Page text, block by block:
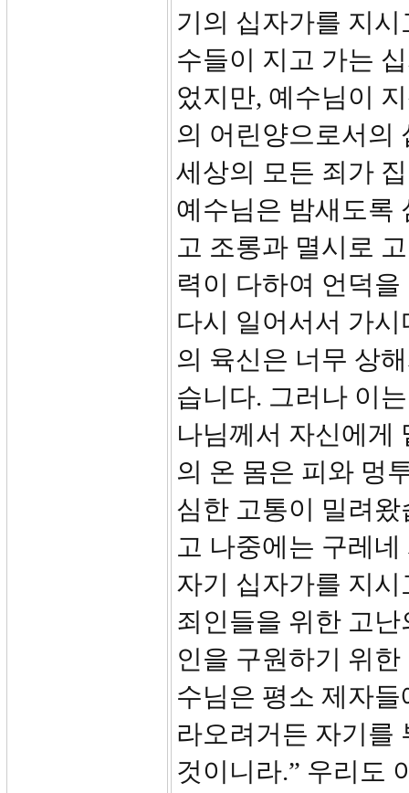
기의 십자가를 지
수들이 지고 가는
었지만, 예수님이
의 어린양으로서의
세상의 모든 죄가
예수님은 밤새도록
고 조롱과 멸시로
력이 다하여 언덕
다시 일어서서 가
의 육신은 너무 상
습니다. 그러나 이
나님께서 자신에게
의 온 몸은 피와 멍
심한 고통이 밀려
고 나중에는 구레
자기 십자가를 지
죄인들을 위한 고
인을 구원하기 위
수님은 평소 제자
라오려거든 자기를
것이니라.” 우리도